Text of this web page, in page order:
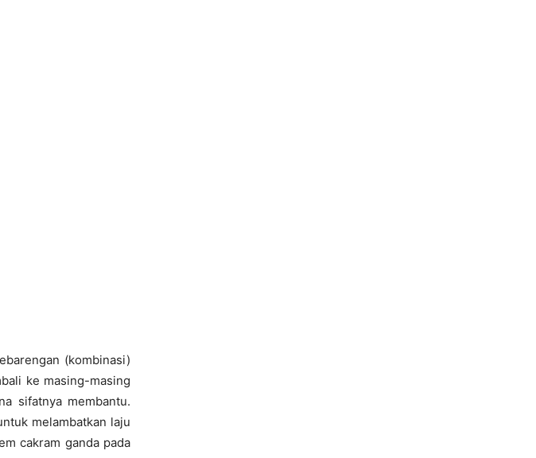
(kombinasi)
ke masing-masing
sifatnya membantu.
melambatkan laju
cakram ganda pada